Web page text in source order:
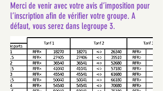
Merci de venir avec votre avis d’imposition pour
l’inscription afin de vérifier votre groupe. A
défaut, vous serez dans legroupe 3.